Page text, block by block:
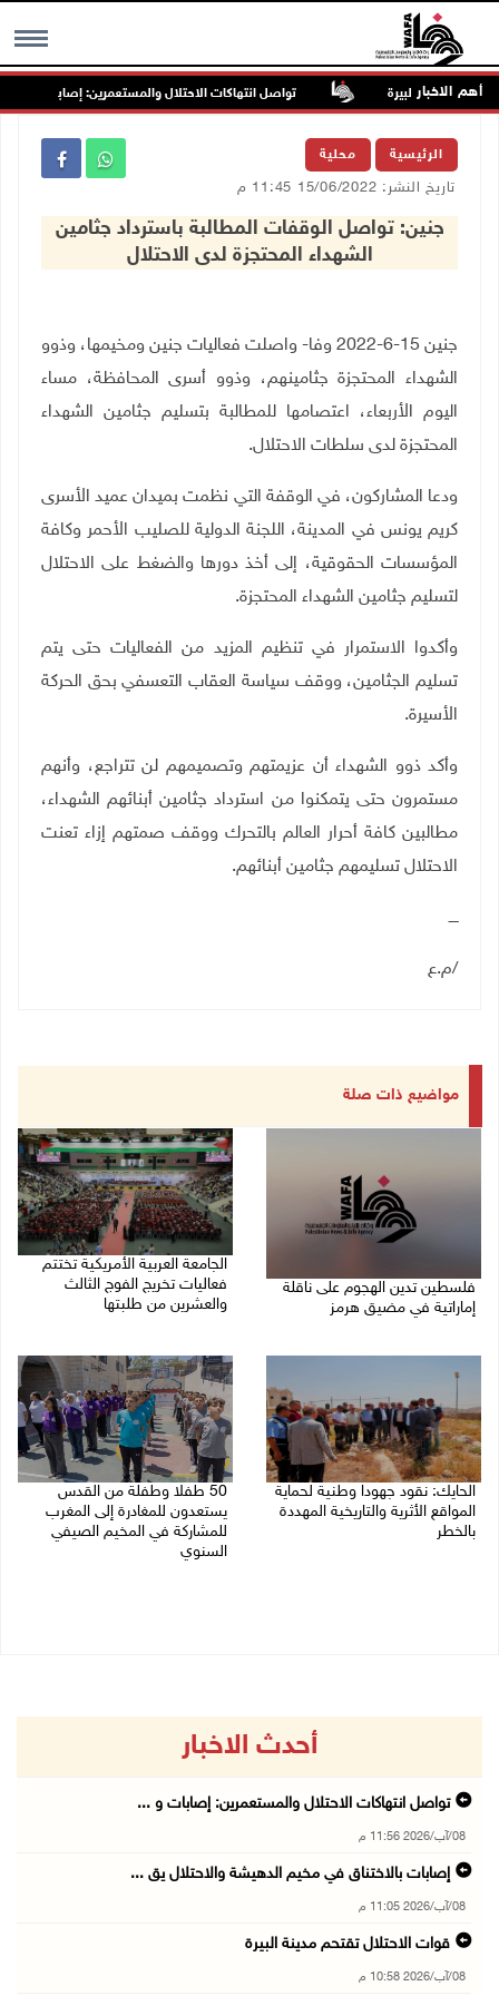
MENU أهم الاخبار تواصل انتهاكات الاحتلال والمستعمرين: إصابات
الرئيسية محلية
تاريخ النشر: 15/06/2022 11:45 م
جنين: تواصل الوقفات المطالبة باسترداد جثامين
الشهداء المحتجزة لدى الاحتلال
جنين 15-6-2022 وفا- واصلت فعاليات جنين ومخيمها، وذوو
الشهداء المحتجزة جثامينهم، وذوو أسرى المحافظة، مساء
اليوم الأربعاء، اعتصامها للمطالبة بتسليم جثامين الشهداء
المحتجزة لدى سلطات الاحتلال.
ودعا المشاركون، في الوقفة التي نظمت بميدان عميد الأسرى
كريم يونس في المدينة، اللجنة الدولية للصليب الأحمر وكافة
المؤسسات الحقوقية، إلى أخذ دورها والضغط على الاحتلال
لتسليم جثامين الشهداء المحتجزة.
وأكدوا الاستمرار في تنظيم المزيد من الفعاليات حتى يتم
تسليم الجثامين، ووقف سياسة العقاب التعسفي بحق الحركة
الأسيرة.
وأكد ذوو الشهداء أن عزيمتهم وتصميمهم لن تتراجع، وأنهم
مستمرون حتى يتمكنوا من استرداد جثامين أبنائهم الشهداء،
مطالبين كافة أحرار العالم بالتحرك ووقف صمتهم إزاء تعنت
الاحتلال تسليمهم جثامين أبنائهم.
ــــ
/م.ع
مواضيع ذات صلة
فلسطين تدين الهجوم على ناقلة
إماراتية في مضيق هرمز
الجامعة العربية الأمريكية تختتم
فعاليات تخريج الفوج الثالث
والعشرين من طلبتها
الحايك: نقود جهودا وطنية لحماية
المواقع الأثرية والتاريخية المهددة
بالخطر
50 طفلا وطفلة من القدس
يستعدون للمغادرة إلى المغرب
للمشاركة في المخيم الصيفي
السنوي
أحدث الاخبار
تواصل انتهاكات الاحتلال والمستعمرين: إصابات و ...
08/آب/2026 11:56 م
إصابات بالاختناق في مخيم الدهيشة والاحتلال يق ...
08/آب/2026 11:05 م
قوات الاحتلال تقتحم مدينة البيرة
08/آب/2026 10:58 م